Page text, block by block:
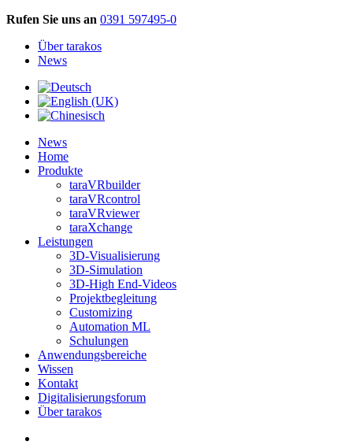
Rufen Sie uns an 0391 597495-0
Über tarakos
News
News
Home
Produkte
taraVRbuilder
taraVRcontrol
taraVRviewer
taraXchange
Leistungen
3D-Visualisierung
3D-Simulation
3D-High End-Videos
Projektbegleitung
Customizing
Automation ML
Schulungen
Anwendungsbereiche
Wissen
Kontakt
Digitalisierungsforum
Über tarakos